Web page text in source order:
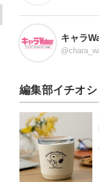
キャラ
編集部イチオシ